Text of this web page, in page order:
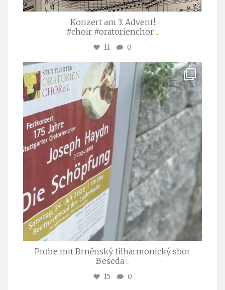
Konzert am 3. Advent!
#choir #oratorienchor ...
11 0
stuttgarter_oratorienchor
Juli 23
Probe mit Brněnský filharmonický sbor
Beseda ...
15 0